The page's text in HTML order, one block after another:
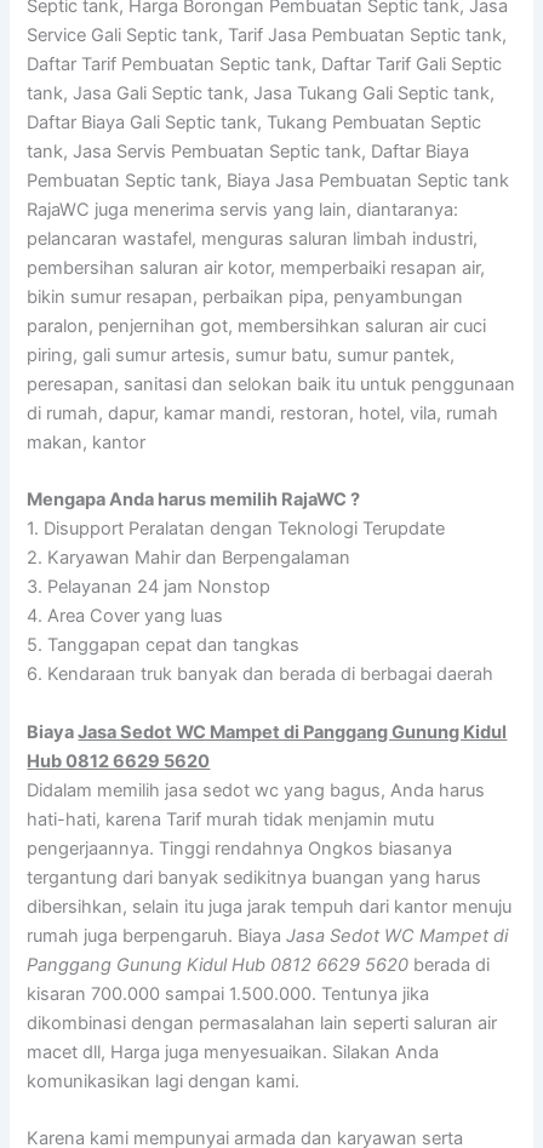
Septic tank, Harga Borongan Pembuatan Septic tank, Jasa
Service Gali Septic tank, Tarif Jasa Pembuatan Septic tank,
Daftar Tarif Pembuatan Septic tank, Daftar Tarif Gali Septic
tank, Jasa Gali Septic tank, Jasa Tukang Gali Septic tank,
Daftar Biaya Gali Septic tank, Tukang Pembuatan Septic
tank, Jasa Servis Pembuatan Septic tank, Daftar Biaya
Pembuatan Septic tank, Biaya Jasa Pembuatan Septic tank
RajaWC juga menerima servis yang lain, diantaranya:
pelancaran wastafel, menguras saluran limbah industri,
pembersihan saluran air kotor, memperbaiki resapan air,
bikin sumur resapan, perbaikan pipa, penyambungan
paralon, penjernihan got, membersihkan saluran air cuci
piring, gali sumur artesis, sumur batu, sumur pantek,
peresapan, sanitasi dan selokan baik itu untuk penggunaan
di rumah, dapur, kamar mandi, restoran, hotel, vila, rumah
makan, kantor
Mengapa Anda harus memilih RajaWC ?
1. Disupport Peralatan dengan Teknologi Terupdate
2. Karyawan Mahir dan Berpengalaman
3. Pelayanan 24 jam Nonstop
4. Area Cover yang luas
5. Tanggapan cepat dan tangkas
6. Kendaraan truk banyak dan berada di berbagai daerah
BiayaJasa Sedot WC Mampet di Panggang Gunung Kidul
Hub 0812 6629 5620
Didalam memilih jasa sedot wc yang bagus, Anda harus
hati-hati, karena Tarif murah tidak menjamin mutu
pengerjaannya. Tinggi rendahnya Ongkos biasanya
tergantung dari banyak sedikitnya buangan yang harus
dibersihkan, selain itu juga jarak tempuh dari kantor menuju
rumah juga berpengaruh. BiayaJasa Sedot WC Mampet di
Panggang Gunung Kidul Hub 0812 6629 5620 berada di
kisaran 700.000 sampai 1.500.000. Tentunya jika
dikombinasi dengan permasalahan lain seperti saluran air
macet dll, Harga juga menyesuaikan. Silakan Anda
komunikasikan lagi dengan kami.
Karena kami mempunyai armada dan karyawan serta